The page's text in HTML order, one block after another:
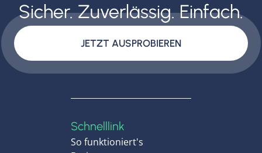
Sicher. Zuverlässig. Einfach.
JETZT AUSPROBIEREN
Schnelllink
So funktioniert's